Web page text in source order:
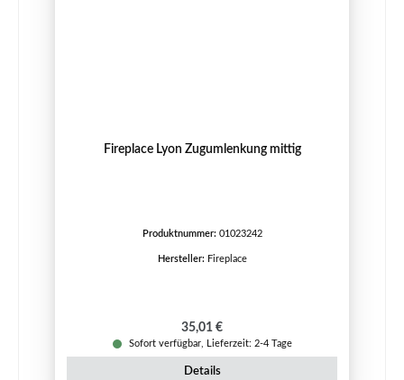
Fireplace Lyon Zugumlenkung mittig
Produktnummer: 01023242
Hersteller: Fireplace
Regulärer Preis:
35,01 €
Sofort verfügbar, Lieferzeit: 2-4 Tage
Details